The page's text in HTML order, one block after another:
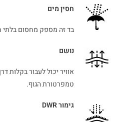
חסין מים
בד זה מספק מחסום בלתי
נושם
אוויר יכול לעבור בקלות
טמפרטורת הגוף.
גימור DWR